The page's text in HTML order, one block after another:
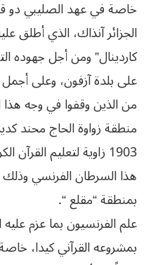
خاصة في عهد الصليبي دو
الجزائر آنذاك، الذي أطلق
كاردينال” ومن أجل جهوده
على بلدة آزفون، وعلى
من الذين وقفوا في وجه
منطقة زواوة الحاج محند
1903 زاوية لتعليم
هذا السرطان الفرنسي
بمنطقة “مقلع “.
علم الفرنسيون بما عزم عليه
بمشروعه القرآني كيدا، خاصة